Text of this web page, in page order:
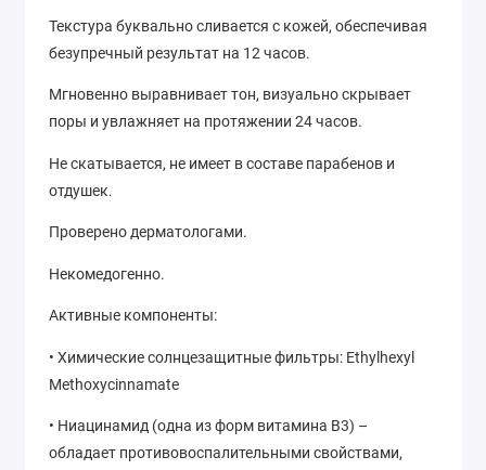
Текстура буквально сливается с кожей, обеспечивая
безупречный результат на 12 часов.
Мгновенно выравнивает тон, визуально скрывает
поры и увлажняет на протяжении 24 часов.
Не скатывается, не имеет в составе парабенов и
отдушек.
Проверено дерматологами.
Некомедогенно.
Активные компоненты:
• Химические солнцезащитные фильтры: Ethylhexyl
Methoxycinnamate
• Ниацинамид (одна из форм витамина B3) –
обладает противовоспалительными свойствами,